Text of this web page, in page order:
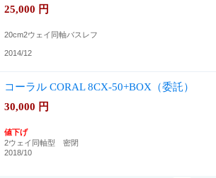
25,000 円
20cm2ウェイ同軸バスレフ
2014/12
コーラル CORAL 8CX-50+BOX（委託）
30,000 円
値下げ
2ウェイ同軸型 密閉
2018/10